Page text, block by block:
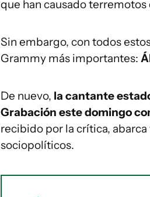
que han causado
Sin embargo, con todos
Grammy más importantes:
De nuevo, la cantante
Grabación este domingo
recibido por la crítica,
sociopolíticos.